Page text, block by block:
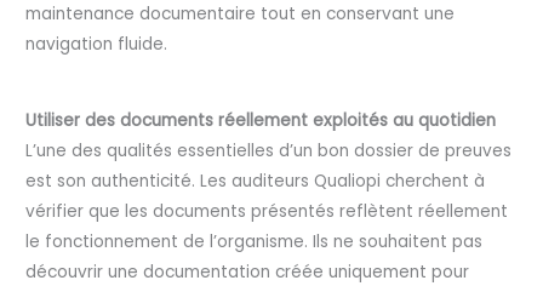
maintenance documentaire tout en conservant une
navigation fluide.
Utiliser des documents réellement exploités au quotidien
L’une des qualités essentielles d’un bon dossier de preuves
est son authenticité. Les auditeurs Qualiopi cherchent à
vérifier que les documents présentés reflètent réellement
le fonctionnement de l’organisme. Ils ne souhaitent pas
découvrir une documentation créée uniquement pour